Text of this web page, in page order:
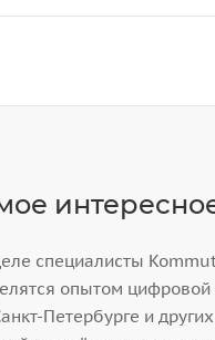
специалисты
опытом
Петербурге и